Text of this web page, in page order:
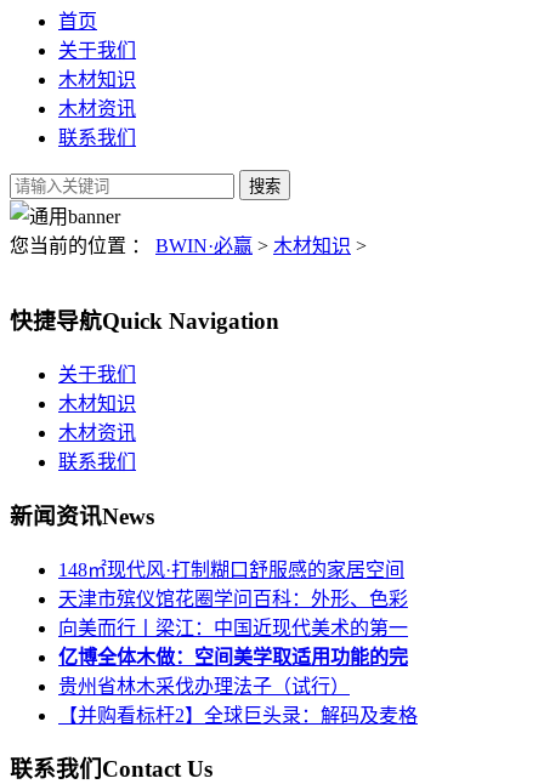
首页
关于我们
木材知识
木材资讯
联系我们
您当前的位置 ： BWIN·必赢 > 木材知识 >
快捷导航Quick Navigation
关于我们
木材知识
木材资讯
联系我们
新闻资讯News
148㎡现代风·打制糊口舒服感的家居空间
天津市殡仪馆花圈学问百科：外形、色彩
向美而行丨梁江：中国近现代美术的第一
亿博全体木做：空间美学取适用功能的完
贵州省林木采伐办理法子（试行）
【并购看标杆2】全球巨头录：解码及麦格
联系我们Contact Us